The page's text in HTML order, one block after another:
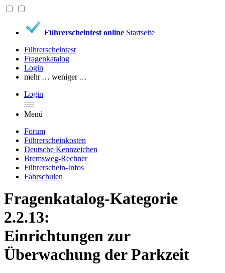
Führerscheintest online Startseite
Führerscheintest
Fragenkatalog
Login
mehr … weniger …
Login
Menü
Forum
Führerscheinkosten
Deutsche Kennzeichen
Bremsweg-Rechner
Führerschein-Infos
Fahrschulen
Fragenkatalog-Kategorie
2.2.13:
Einrichtungen zur
Überwachung der Parkzeit